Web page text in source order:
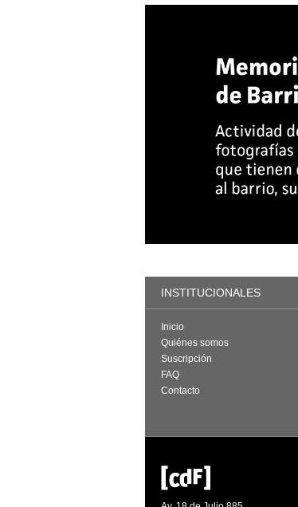
INSTITUCIONALES
Inicio
Quiénes somos
Suscripción
FAQ
Contacto